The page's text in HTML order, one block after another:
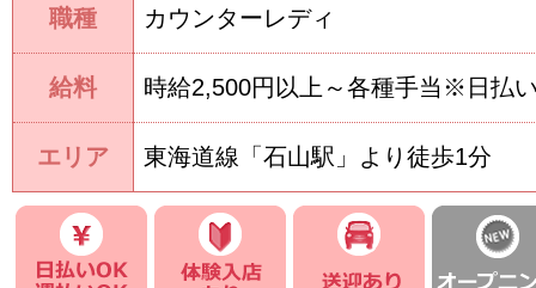
職種 カウンターレディ
給料 時給2,500円以上～各種手当※日払
エリア 東海道線「石山駅」より徒歩1分